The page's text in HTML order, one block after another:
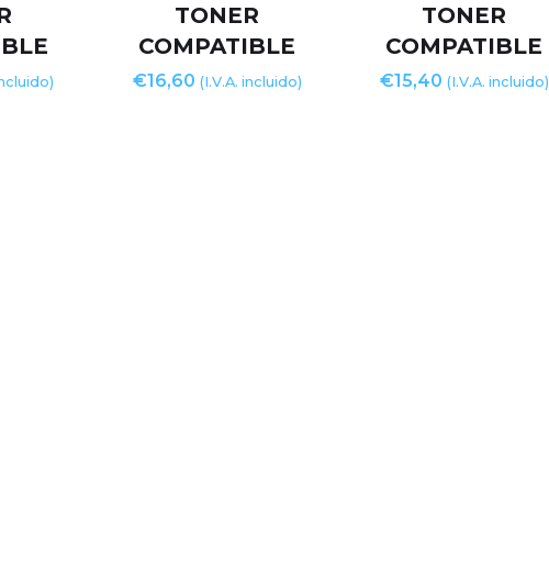
TONER
COMPATIBLE
€16,60 (I.V.A. incluido)
TONER
COMPATIBLE
€15,40 (I.V.A. incluido)